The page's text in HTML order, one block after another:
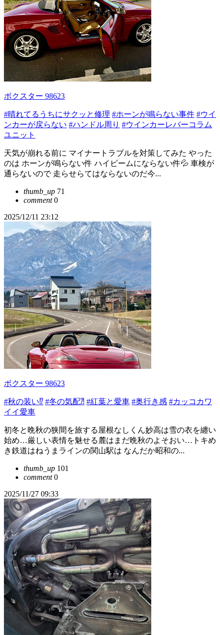
ボクスター 98623
#晴れてるうちにサクッと修理 #ホーンが鳴らない事件 #ウイ
ンカーが戻らない #ハンドル周り #ウインカーレバーコラム
ユニット
天気が崩れる前に マイナートラブルを対策してみた やった
のは ホーンが鳴らない件 ハイビームにならない件💦 車検が
通らないので 走らせらてはならないのだ今...
thumb_up 71
comment0
2025/12/11 23:12
ボクスター 98623
#秋の装い⁉️ #冬の気配⁈ #紅葉と愛車 #奥行き感 #カッコカワ
イイ愛車
初冬と晩秋の狭間を旅する屋根なしくん妙高は雪の衣を纏い
始め…厳しい表情を魅せる麓はまだ晩秋のよそおい…トキめ
き鉄道はねうまラインの関山駅は なんだか昭和の...
thumb_up 101
comment0
2025/11/27 09:33